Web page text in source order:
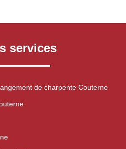
services
de charpente Couterne